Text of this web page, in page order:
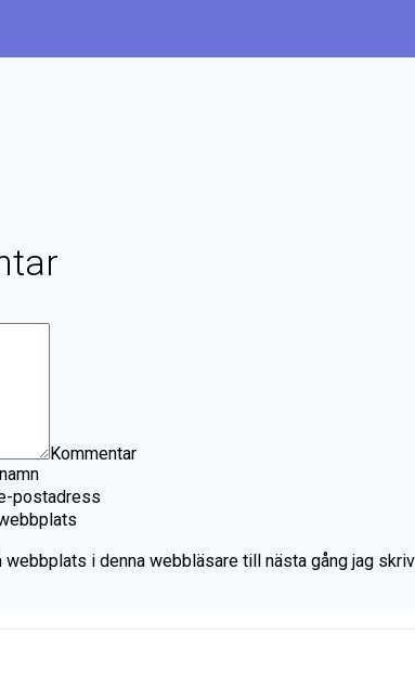
Kommentar
postadress
i denna webbläsare till nästa gång jag